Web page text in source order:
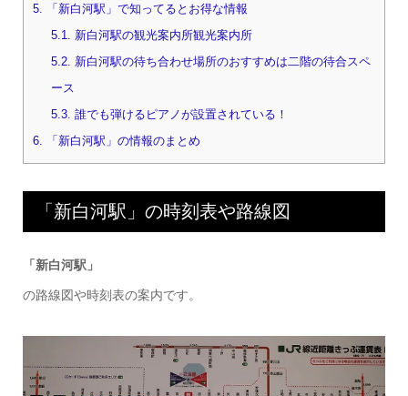
5. 「新白河駅」で知ってるとお得な情報
5.1. 新白河駅の観光案内所観光案内所
5.2. 新白河駅の待ち合わせ場所のおすすめは二階の待合スペ
ース
5.3. 誰でも弾けるピアノが設置されている！
6. 「新白河駅」の情報のまとめ
「新白河駅」の時刻表や路線図
「新白河駅」
の路線図や時刻表の案内です。